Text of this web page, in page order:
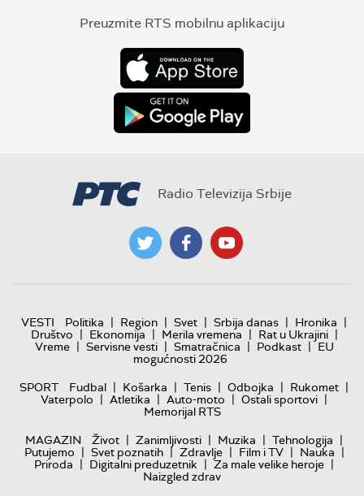
Preuzmite RTS mobilnu aplikaciju
Radio Televizija Srbije
VESTI Politika | Region | Svet | Srbija danas | Hronika |
Društvo | Ekonomija | Merila vremena | Rat u Ukrajini |
Vreme | Servisne vesti | Smatračnica | Podkast | EU
mogućnosti 2026
SPORT
Fudbal | Košarka | Tenis | Odbojka | Rukomet |
Vaterpolo | Atletika | Auto-moto | Ostali sportovi |
Memorijal RTS
MAGAZIN
Život | Zanimljivosti | Muzika | Tehnologija |
Putujemo | Svet poznatih | Zdravlje | Film i TV | Nauka |
Priroda | Digitalni preduzetnik | Za male velike heroje |
Naizgled zdrav